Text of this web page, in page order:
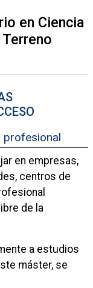
en Ciencia
profesional
en empresas,
centros de
de la
a estudios
máster, se